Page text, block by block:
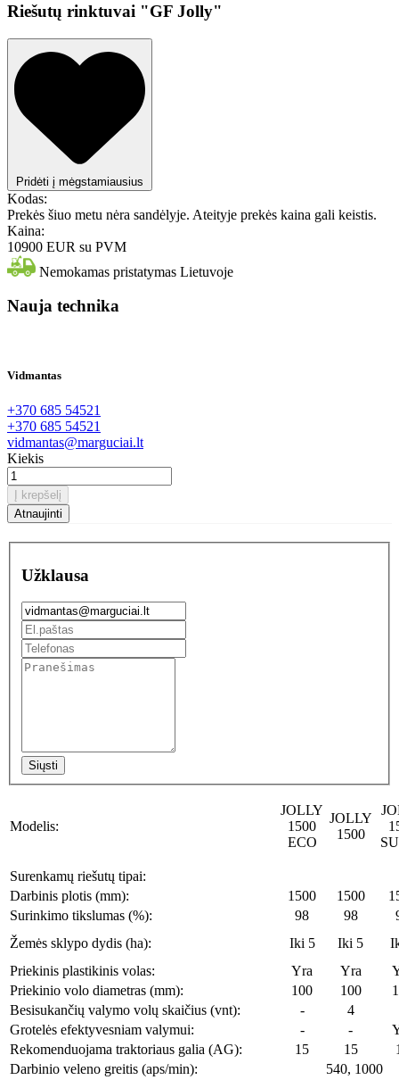
Riešutų rinktuvai "GF Jolly"
Pridėti į mėgstamiausius
Kodas:
Prekės šiuo metu nėra sandėlyje. Ateityje prekės kaina gali keistis.
Kaina:
10900 EUR su PVM
Nemokamas pristatymas Lietuvoje
Nauja technika
Vidmantas
+370 685 54521
+370 685 54521
vidmantas@marguciai.lt
Kiekis
Į krepšelį
Užklausa
Siųsti
Modelis:
JOLLY
1500
ECO
JOLLY
1500
Surenkamų riešutų tipai:
Darbinis plotis (mm):
1500 1500
Surinkimo tikslumas (%):
98 98
Žemės sklypo dydis (ha):
Iki 5 Iki 5
Priekinis plastikinis volas:
Yra Yra
Priekinio volo diametras (mm):
100 100
Besisukančių valymo volų skaičius (vnt):
-
4
Grotelės efektyvesniam valymui:
- -
Rekomenduojama traktoriaus galia (AG):
15 15
Darbinio veleno greitis (aps/min):
540, 1000